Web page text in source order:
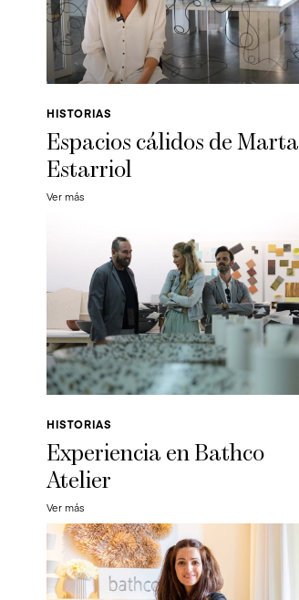
HISTORIAS
Espacios cálidos de Marta
Estarriol
Ver más
HISTORIAS
Experiencia en Bathco
Atelier
Ver más